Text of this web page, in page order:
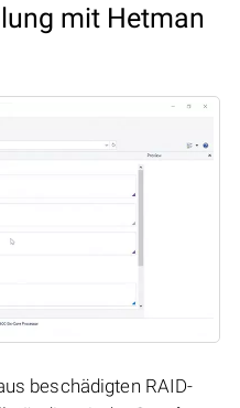
mit Hetman
beschädigten RAID-